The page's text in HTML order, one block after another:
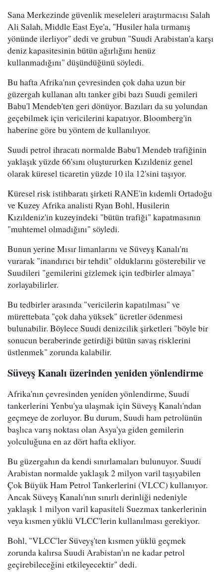
Sana Merkezinde güvenlik meseleleri araştırmacısı Salah
Ali Salah, Middle East Eye'a, "Husiler hala tırmanış
yönünde ilerliyor" dedi ve grubun "Suudi Arabistan'a karşı
deniz kapasitesinin bütün ağırlığını henüz
kullanmadığını" düşündüğünü söyledi.
Bu hafta Afrika'nın çevresinden çok daha uzun bir
güzergah kullanan altı tanker gibi bazı Suudi gemileri
Babu'l Mendeb'ten geri dönüyor. Bazıları da su yolundan
geçebilmek için vericilerini kapatıyor. Bloomberg'in
haberine göre bu yöntem de kullanılıyor.
Suudi petrol ihracatı normalde Babu'l Mendeb trafiğinin
yaklaşık yüzde 66'sını oluştururken Kızıldeniz genel
olarak küresel ticaretin yüzde 10 ila 12'sini taşıyor.
Küresel risk istihbaratı şirketi RANE'in kıdemli Ortadoğu
ve Kuzey Afrika analisti Ryan Bohl, Husilerin
Kızıldeniz'in kuzeyindeki "bütün trafiği" kapatmasının
"muhtemel olmadığını" söyledi.
Bunun yerine Mısır limanlarını ve Süveyş Kanalı'nı
vurarak "inandırıcı bir tehdit" olduklarını gösterebilir ve
Suudileri "gemilerini gizlemek için tedbirler almaya"
zorlayabilirler.
Bu tedbirler arasında "vericilerin kapatılması" ve
mürettebata "çok daha yüksek" ücretler ödenmesi
bulunabilir. Böylece Suudi denizcilik şirketleri "böyle bir
sonucun beraberinde getirdiği bütün savaş risklerini
üstlenmek" zorunda kalabilir.
Süveyş Kanalı üzerinden yeniden yönlendirme
Afrika'nın çevresinden yeniden yönlendirme, Suudi
tankerlerini Yenbu'ya ulaşmak için Süveyş Kanalı'ndan
geçmeye de zorluyor. Bu durum, Suudi ham petrolünün
başlıca varış noktası olan Asya'ya giden gemilerin
yolculuğuna en az dört hafta ekliyor.
Bu güzergahın da kendi sınırlamaları bulunuyor. Suudi
Arabistan normalde yaklaşık 2 milyon varil taşıyabilen
Çok Büyük Ham Petrol Tankerlerini (VLCC) kullanıyor.
Ancak Süveyş Kanalı'nın sınırlı derinliği nedeniyle
yaklaşık 1 milyon varil kapasiteli Suezmax tankerlerinin
veya kısmen yüklü VLCC'lerin kullanılması gerekiyor.
Bohl, "VLCC'ler Süveyş'ten kısmen yüklü geçmek
zorunda kalırsa Suudi Arabistan'ın ne kadar petrol
geçirebileceğini etkileyecektir" dedi.